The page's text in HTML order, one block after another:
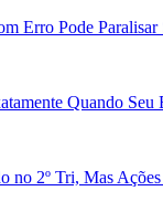
Erro Pode
Quando
no 2º Tri, Mas